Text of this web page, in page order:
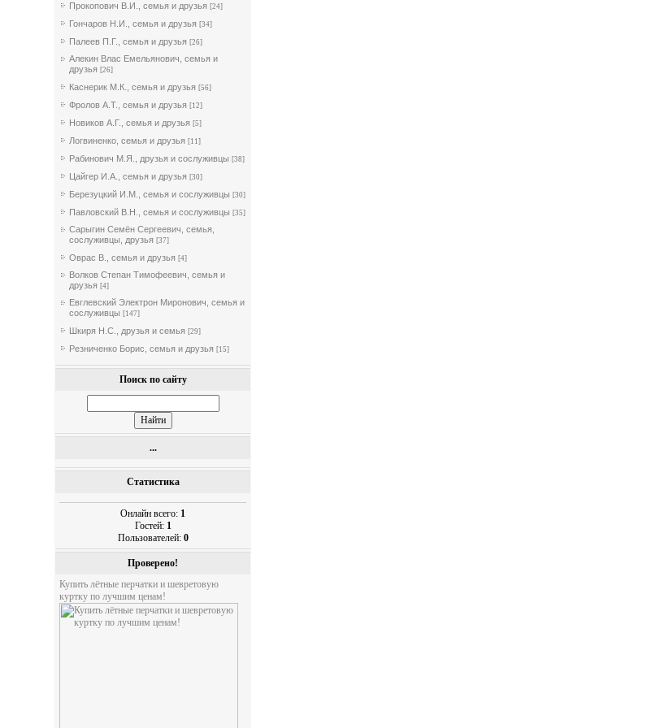
Прокопович В.И., семья и друзья [24]
Гончаров Н.И., семья и друзья [34]
Палеев П.Г., семья и друзья [26]
Алекин Влас Емельянович, семья и
друзья [26]
Каснерик М.К., семья и друзья [56]
Фролов А.Т., семья и друзья [12]
Новиков А.Г., семья и друзья [5]
Логвиненко, семья и друзья [11]
Рабинович М.Я., друзья и сослуживцы [38]
Цайгер И.А., семья и друзья [30]
Березуцкий И.М., семья и сослуживцы [30]
Павловский В.Н., семья и сослуживцы [35]
Сарыгин Семён Сергеевич, семья,
сослуживцы, друзья [37]
Оврас В., семья и друзья [4]
Волков Степан Тимофеевич, семья и
друзья [4]
Евглевский Электрон Миронович, семья и
сослуживцы [147]
Шкиря Н.С., друзья и семья [29]
Резниченко Борис, семья и друзья [15]
Поиск по сайту
...
Статистика
Онлайн всего: 1
Гостей: 1
Пользователей: 0
Проверено!
Купить лётные перчатки и шевретовую
куртку по лучшим ценам!